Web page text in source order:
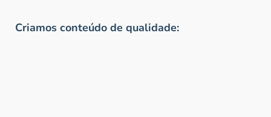
Criamos conteúdo de qualidade: